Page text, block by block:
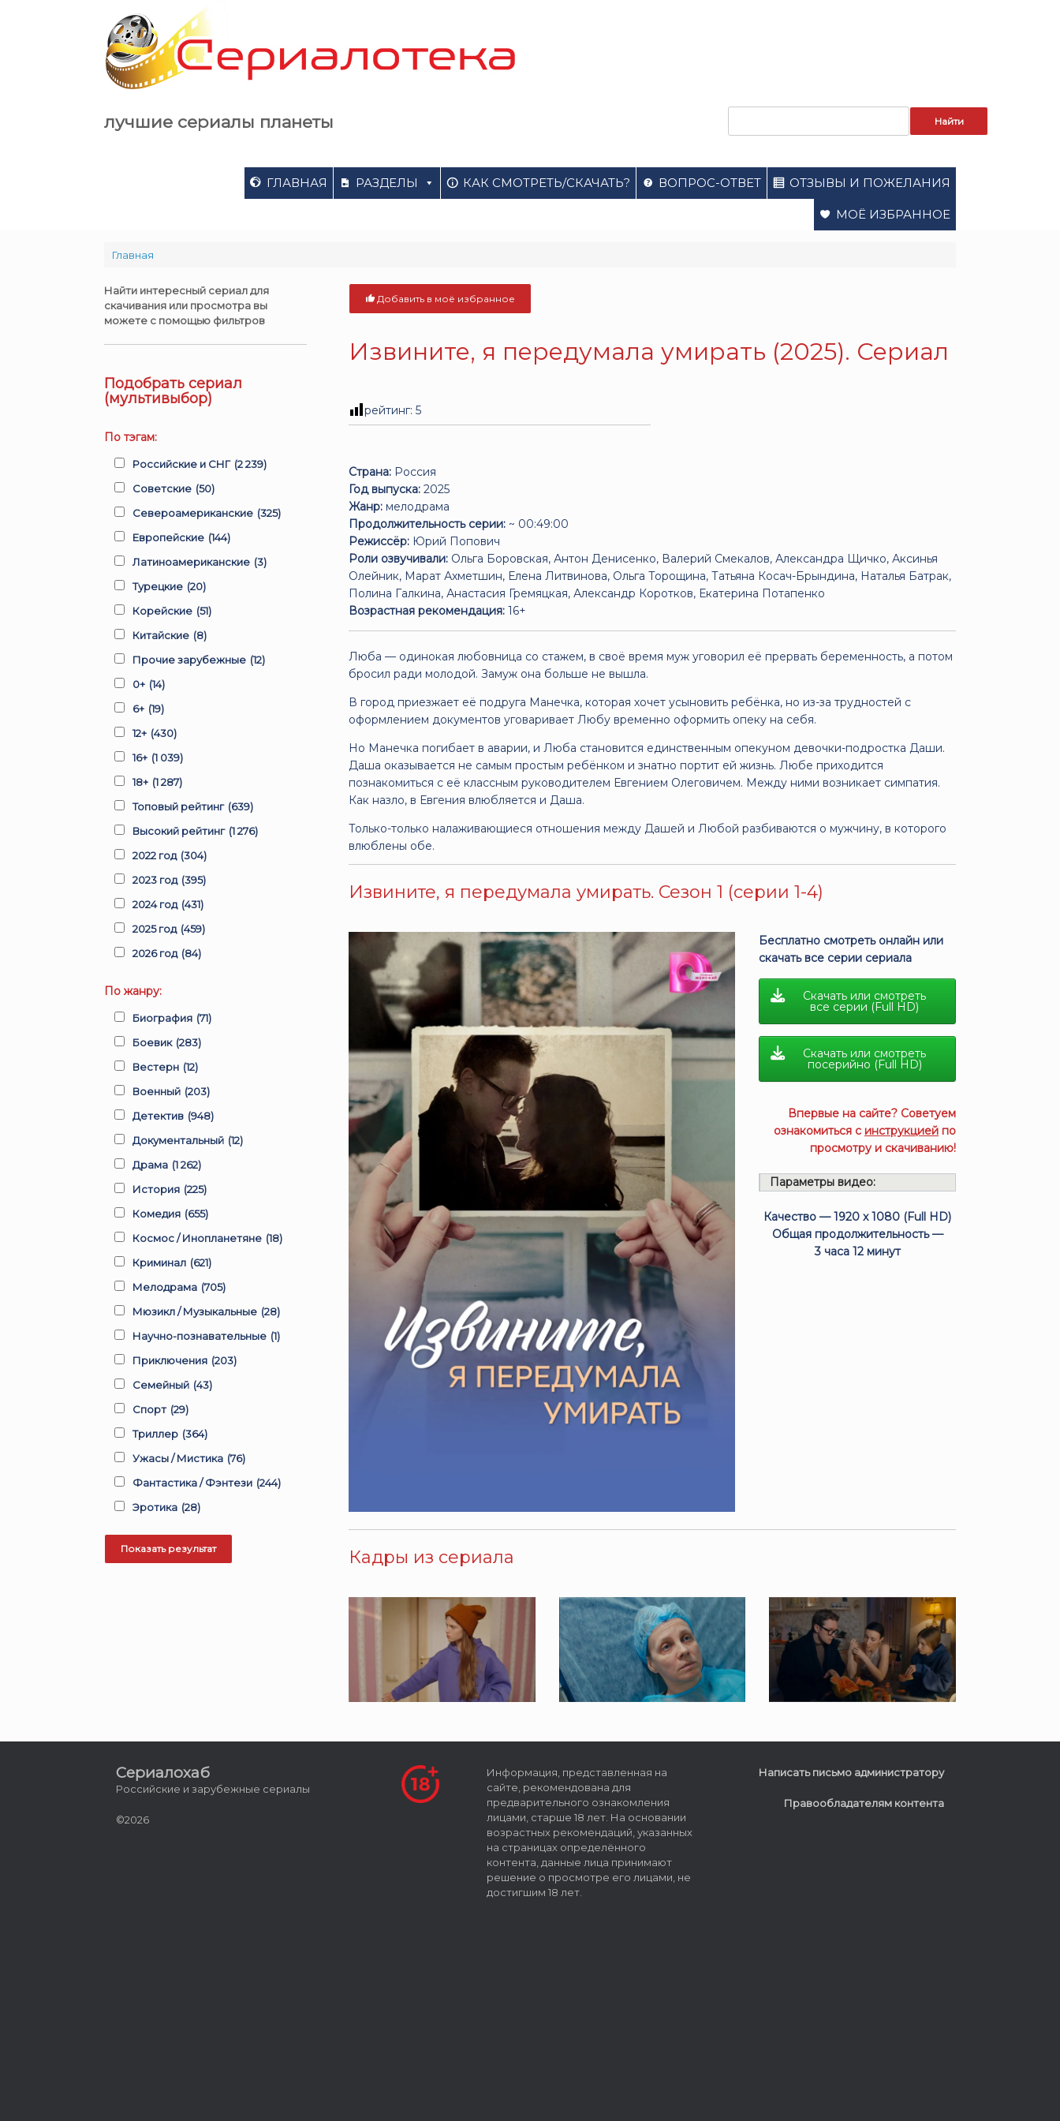
лучшие сериалы планеты
ГЛАВНАЯ РАЗДЕЛЫ КАК СМОТРЕТЬ/СКАЧАТЬ? ВОПРОС-ОТВЕТ ОТЗЫВЫ И ПОЖЕЛАНИЯ
МОЁ ИЗБРАННОЕ
Главная
Добавить в моё избранное
Извините, я передумала умирать (2025). Сериал
рейтинг:5
Страна: Россия
Год выпуска: 2025
Жанр: мелодрама
Продолжительность серии: ~ 00:49:00
Режиссёр: Юрий Попович
Роли озвучивали: Ольга Боровская, Антон Денисенко, Валерий Смекалов, Александра Щичко, Аксинья
Олейник, Марат Ахметшин, Елена Литвинова, Ольга Торощина, Татьяна Косач-Брындина, Наталья Батрак,
Полина Галкина, Анастасия Гремяцкая, Александр Коротков, Екатерина Потапенко
Возрастная рекомендация: 16+
Люба — одинокая любовница со стажем, в своё время муж уговорил её прервать беременность, а потом
бросил ради молодой. Замуж она больше не вышла.
В город приезжает её подруга Манечка, которая хочет усыновить ребёнка, но из-за трудностей с
оформлением документов уговаривает Любу временно оформить опеку на себя.
Но Манечка погибает в аварии, и Люба становится единственным опекуном девочки-подростка Даши.
Даша оказывается не самым простым ребёнком и знатно портит ей жизнь. Любе приходится
познакомиться с её классным руководителем Евгением Олеговичем. Между ними возникает симпатия.
Как назло, в Евгения влюбляется и Даша.
Только-только налаживающиеся отношения между Дашей и Любой разбиваются о мужчину, в которого
влюблены обе.
Извините, я передумала умирать. Сезон 1 (серии 1-4)
Бесплатно смотреть онлайн или
скачать все серии сериала
Скачать или смотреть
все серии (Full HD)
Скачать или смотреть
посерийно (Full HD)
Впервые на сайте? Советуем
ознакомиться с инструкцией по
просмотру и скачиванию!
Параметры видео:
Качество — 1920 x 1080 (Full HD)
Общая продолжительность —
3 часа 12 минут
Кадры из сериала
Найти интересный сериал для
скачивания или просмотра вы
можете с помощью фильтров
Подобрать сериал
(мультивыбор)
По тэгам:
Российские и СНГ (2 239)
Советские (50)
Североамериканские (325)
Европейские (144)
Латиноамериканские (3)
Турецкие (20)
Корейские (51)
Китайские (8)
Прочие зарубежные (12)
0+ (14)
6+ (19)
12+ (430)
16+ (1 039)
18+ (1 287)
Топовый рейтинг (639)
Высокий рейтинг (1 276)
2022 год (304)
2023 год (395)
2024 год (431)
2025 год (459)
2026 год (84)
По жанру:
Биография (71)
Боевик (283)
Вестерн (12)
Военный (203)
Детектив (948)
Документальный (12)
Драма (1 262)
История (225)
Комедия (655)
Космос / Инопланетяне (18)
Криминал (621)
Мелодрама (705)
Мюзикл / Музыкальные (28)
Научно-познавательные (1)
Приключения (203)
Семейный (43)
Спорт (29)
Триллер (364)
Ужасы / Мистика (76)
Фантастика / Фэнтези (244)
Эротика (28)
Сериалохаб
Российские и зарубежные сериалы
©2026
Информация, представленная на
сайте, рекомендована для
предварительного ознакомления
лицами, старше 18 лет. На основании
возрастных рекомендаций, указанных
на страницах определённого
контента, данные лица принимают
решение о просмотре его лицами, не
достигшим 18 лет.
Написать письмо администратору
Правообладателям контента